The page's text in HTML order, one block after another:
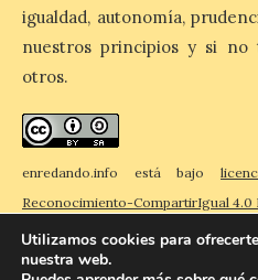
El Ayuntamiento de
Bañeza presenta el
Festival One More
una cita con la
agosto en la Plaza
6 Ago 2026
Se celebrará
domingo 16
partir de las
igualdad, autonomía,
nuestros principios y si no
otros.
enredando.info está bajo
Reconocimiento-CompartirIgual 4.0
Utilizamos cookies para
nuestra web.